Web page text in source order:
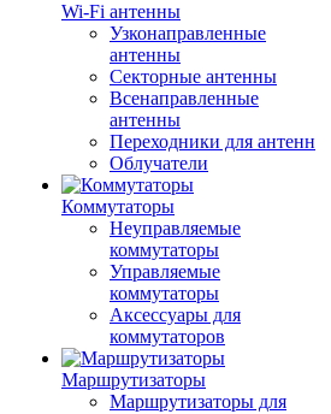
Wi-Fi антенны
Узконаправленные
антенны
Секторные антенны
Всенаправленные
антенны
Переходники для антенн
Облучатели
Коммутаторы
Неуправляемые
коммутаторы
Управляемые
коммутаторы
Аксессуары для
коммутаторов
Маршрутизаторы
Маршрутизаторы для